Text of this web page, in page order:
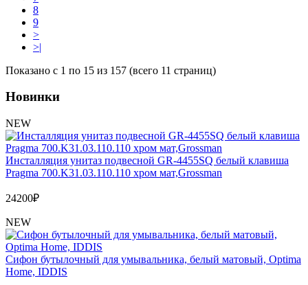
8
9
>
>|
Показано с 1 по 15 из 157 (всего 11 страниц)
Новинки
NEW
Инсталляция унитаз подвесной GR-4455SQ белый клавиша
Pragma 700.K31.03.110.110 хром мат,Grossman
24200₽
NEW
Сифон бутылочный для умывальника, белый матовый, Optima
Home, IDDIS